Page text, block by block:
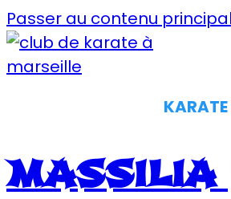
Passer au contenu principal
MASSILIA